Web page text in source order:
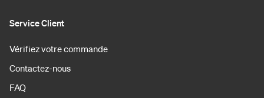
Service Client
Vérifiez votre commande
Contactez-nous
FAQ